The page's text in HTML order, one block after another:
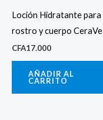
Loción Hidratante para
rostro y cuerpo CeraVe
CFA17.000
AÑADIR AL
CARRITO